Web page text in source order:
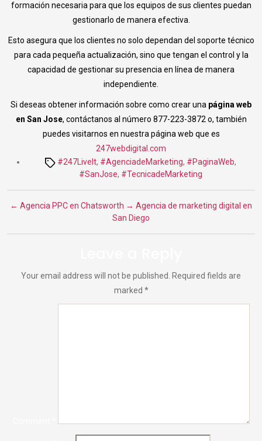
formación necesaria para que los equipos de sus clientes puedan
gestionarlo de manera efectiva.
Esto asegura que los clientes no solo dependan del soporte técnico
para cada pequeña actualización, sino que tengan el control y la
capacidad de gestionar su presencia en línea de manera
independiente.
Si deseas obtener información sobre como crear una página web
en San Jose, contáctanos al número 877-223-3872 o, también
puedes visitarnos en nuestra página web que es
247webdigital.com
Tags#247LiveIt, #AgenciadeMarketing, #PaginaWeb,
#SanJose, #TecnicadeMarketing
← Agencia PPC en Chatsworth → Agencia de marketing digital en
San Diego
Your email address will not be published. Required fields are
marked *